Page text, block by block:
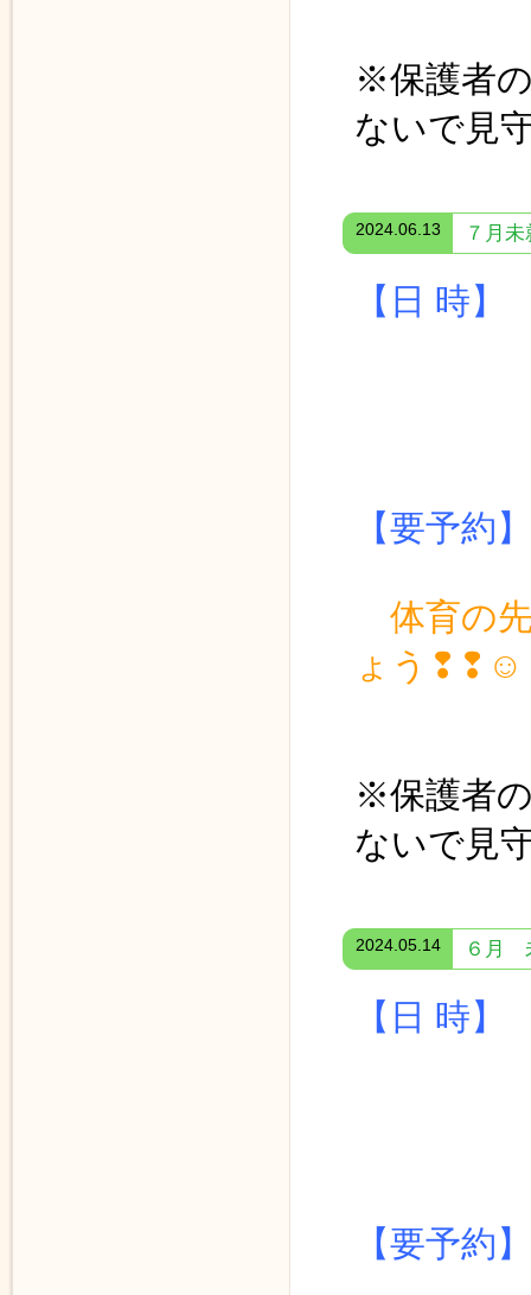
※保護者
ないで見
2024.06.13 ７月
【日 時
【要予約】
体育の
ょう❢❢☺
※保護者
ないで見
2024.05.14 ６月
【日 時
【要予約】